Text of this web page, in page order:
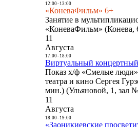
12:00- 13:00
«КоневаФильм» 6+
Занятие в
«КоневаФильм» (Конева,
11
Августа
17:00- 18:00
Виртуальный
Показ х/ф «Смелые люди»
театра и кино Сергея
мин.) (Ульяновой, 1, зал
11
Августа
18:00- 19:00
«Заоникиевские